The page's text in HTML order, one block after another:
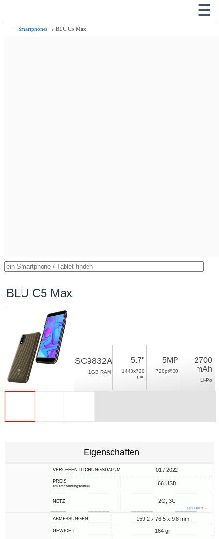
☰
→Smartphones → BLU C5 Max
BLU C5 Max
SC9832A
1GB RAM
5.7"
1440x720
pix.
5MP
720p@30
2700
mAh
Li-Po
Eigenschaften
VERÖFFENTLICHUNGSDATUM 01 / 2022
PREIS
am erscheinungsdatum 66 USD
NETZ 2G, 3G
genauer ↓
ABMESSUNGEN 159.2 x 76.5 x 9.8 mm
GEWICHT 164 gr